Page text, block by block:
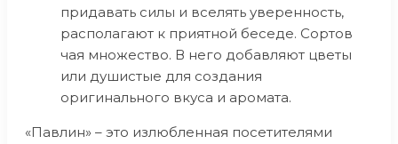
придавать силы и вселять уверенность,
располагают к приятной беседе. Сортов
чая множество. В него добавляют цветы
или душистые для создания
оригинального вкуса и аромата.
«Павлин» – это излюбленная посетителями